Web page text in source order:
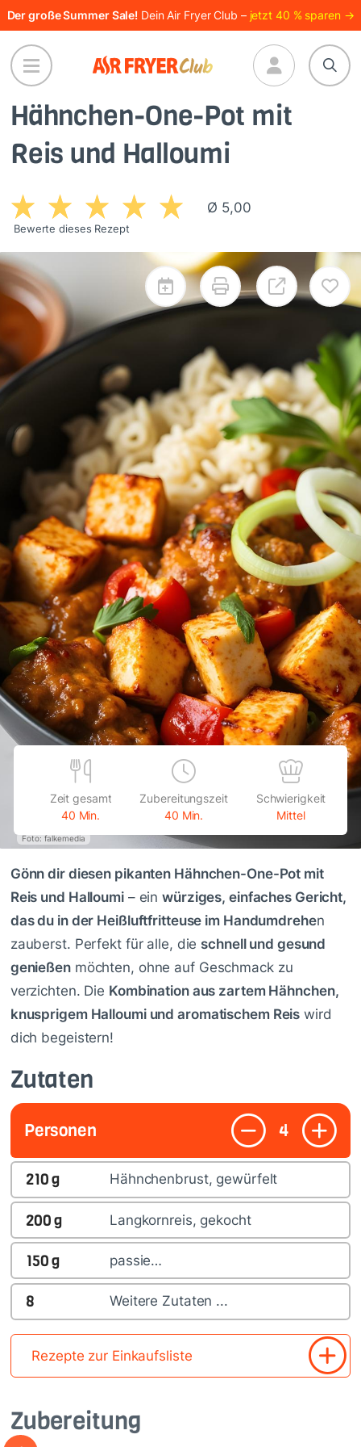
Direkt
zum
Inhalt
Der große Summer Sale! Dein Air Fryer Club – jetzt 40 % sparen →
Hähnchen-One-Pot mit
Reis und Halloumi
Ø 5,00
Bewerte dieses Rezept
Foto: falkemedia
Zeit gesamt
40 Min.
Zubereitungszeit
40 Min.
Schwierigkeit
Mittel
Zubereitung
Gönn dir diesen pikanten Hähnchen-One-Pot mit
Reis und Halloumi– einwürziges, einfaches Gericht,
das du in der Heißluftfritteuse im Handumdrehen
zauberst. Perfekt für alle, die schnell und gesund
genießenmöchten, ohne auf Geschmack zu
verzichten. Die Kombination aus zartem Hähnchen,
knusprigem Halloumi und aromatischem Reis wird
dich begeistern!
Zutaten
Personen 4
210g Hähnchenbrust, gewürfelt
200g Langkornreis, gekocht
150g passie…
8 Weitere Zutaten ...
Rezepte zur Einkaufsliste